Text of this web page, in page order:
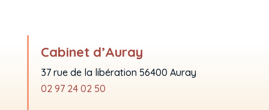
Cabinet d’Auray
37 rue de la libération 56400 Auray
02 97 24 02 50